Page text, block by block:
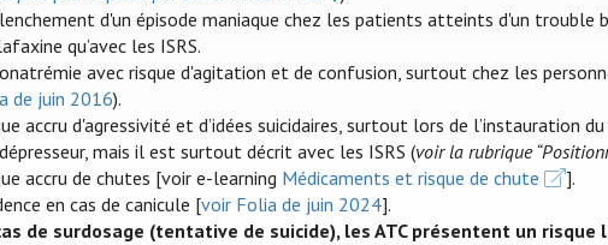
d'un épisode maniaque chez les patients atteints d'un trouble
qu’avec les ISRS.
avec risque d'agitation et de confusion, surtout chez les
de juin 2016).
accru d'agressivité et d’idées suicidaires, surtout lors de l’instauration
mais il est surtout décrit avec les ISRS (voir la rubrique
accru de chutes [voir e-learning Médicaments et risque de chute
].
en cas de canicule [voir Folia de juin 2024].
de surdosage (tentative de suicide), les ATC présentent un